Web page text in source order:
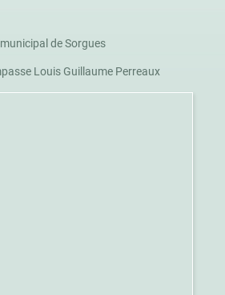
de Sorgues
Louis Guillaume Perreaux